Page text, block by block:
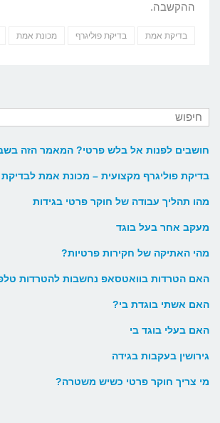
ההקשבה.
בדיקת אמת בדיקת פוליגרף מכונת אמת
חושבים לפנות אל בלש פרטי? המאמר הזה
בדיקת פוליגרף מקצועית – מכונת אמת לבדיקת
מהו תהליך עבודה של חוקר פרטי בגידות
מעקב אחר בעל בוגד
מהי האתיקה של חקירות פרטיות?
האם הטרדות בוואטסאפ נחשבות להטרדות
האם אשתי בוגדת בי?
האם בעלי בוגד בי
גירושין בעקבות בגידה
מי צריך חוקר פרטי כשיש משטרה?